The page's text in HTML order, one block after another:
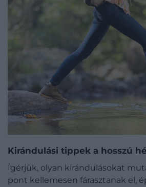
Kirándulási tippek a hosszú
Ígérjük, olyan kirándulásokat
pont kellemesen fárasztanak el,